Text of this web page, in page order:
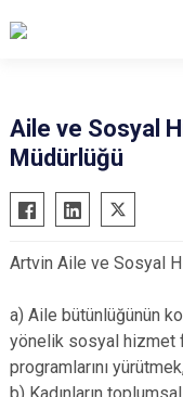
Aile ve Sosyal
Müdürlüğü
Artvin Aile ve Sosyal
a) Aile bütünlüğünün
yönelik sosyal hizmet
programlarını